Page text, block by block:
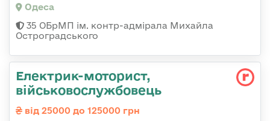
Одеса
35 ОБрМП ім. контр-адмірала Михайла
Остроградського
Електрик-моторист,
військовослужбовець
від 25000 до 125000 грн